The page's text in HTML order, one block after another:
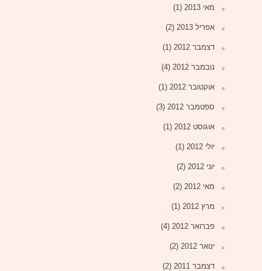
מאי 2013 (1)
אפריל 2013 (2)
דצמבר 2012 (1)
נובמבר 2012 (4)
אוקטובר 2012 (1)
ספטמבר 2012 (3)
אוגוסט 2012 (1)
יולי 2012 (1)
יוני 2012 (2)
מאי 2012 (2)
מרץ 2012 (1)
פברואר 2012 (4)
ינואר 2012 (2)
דצמבר 2011 (2)